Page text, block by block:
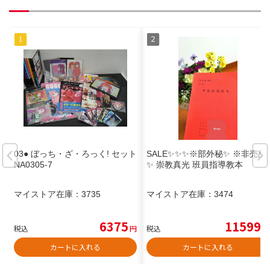
03● ぼっち・ざ・ろっく! セット
NA0305-7
マイストア在庫： 3735
税込 6375円
カートに入れる
SALE✨✨✨※部外秘✨ ※非売品
✨ 崇教真光 班員指導教本
マイストア在庫： 3474
税込 11599
カートに入れる